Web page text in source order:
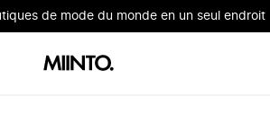
de mode du monde en un seul endroit